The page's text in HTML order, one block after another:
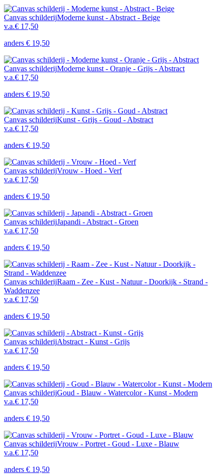
Canvas schilderijModerne kunst - Abstract - Beige
v.a.€ 17,50
anders € 19,50
Canvas schilderijModerne kunst - Oranje - Grijs - Abstract
v.a.€ 17,50
anders € 19,50
Canvas schilderijKunst - Grijs - Goud - Abstract
v.a.€ 17,50
anders € 19,50
Canvas schilderijVrouw - Hoed - Verf
v.a.€ 17,50
anders € 19,50
Canvas schilderijJapandi - Abstract - Groen
v.a.€ 17,50
anders € 19,50
Canvas schilderijRaam - Zee - Kust - Natuur - Doorkijk - Strand -
Waddenzee
v.a.€ 17,50
anders € 19,50
Canvas schilderijAbstract - Kunst - Grijs
v.a.€ 17,50
anders € 19,50
Canvas schilderijGoud - Blauw - Watercolor - Kunst - Modern
v.a.€ 17,50
anders € 19,50
Canvas schilderijVrouw - Portret - Goud - Luxe - Blauw
v.a.€ 17,50
anders € 19,50